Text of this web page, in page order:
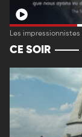
Les
CE SOIR